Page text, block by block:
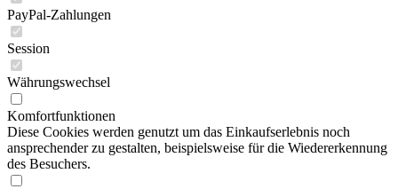
PayPal-Zahlungen
Session
Währungswechsel
Komfortfunktionen
Diese Cookies werden genutzt um das Einkaufserlebnis noch
ansprechender zu gestalten, beispielsweise für die Wiedererkennung
des Besuchers.